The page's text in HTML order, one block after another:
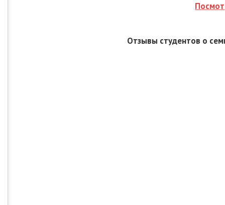
Отзывы студентов о